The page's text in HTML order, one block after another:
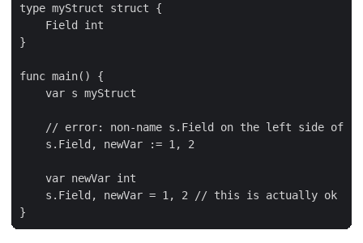
type myStruct struct {
    Field int
}
func main() {
    var s myStruct
    // error: non-name s.Field on the left side of :=
    s.Field, newVar := 1, 2
    var newVar int
    s.Field, newVar = 1, 2 // this is actually ok